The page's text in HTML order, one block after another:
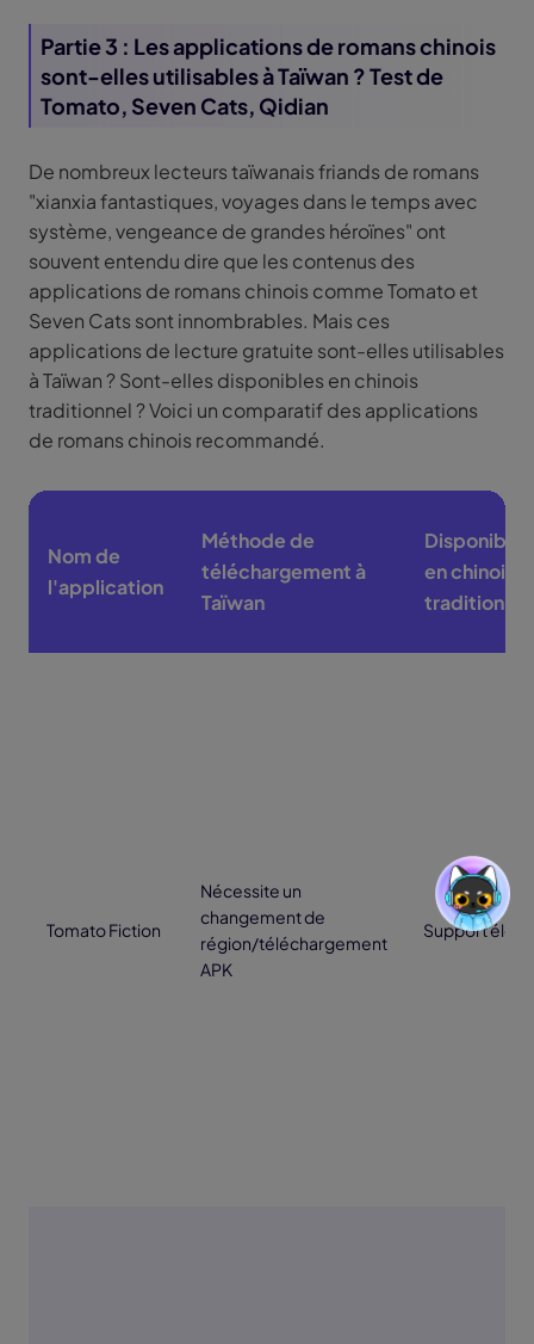
Partie 3 : Les applications de romans chinois
sont-elles utilisables à Taïwan ? Test de
Tomato, Seven Cats, Qidian
De nombreux lecteurs taïwanais friands de romans
"xianxia fantastiques, voyages dans le temps avec
système, vengeance de grandes héroïnes" ont
souvent entendu dire que les contenus des
applications de romans chinois comme Tomato et
Seven Cats sont innombrables. Mais ces
applications de lecture gratuite sont-elles utilisables
à Taïwan ? Sont-elles disponibles en chinois
traditionnel ? Voici un comparatif des applications
de romans chinois recommandé.
Nom de
l'application
Méthode de
téléchargement à
Taïwan
en chinois
traditionnel
Tomato Fiction
Nécessite un
changement de
région/téléchargement
APK
Support élevé